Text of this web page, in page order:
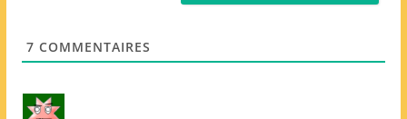
7 COMMENTAIRES